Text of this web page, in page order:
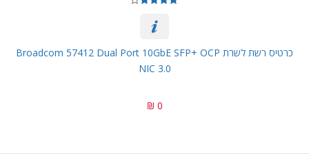
כרטיס רשת לשרת Broadcom 57412 Dual Port 10GbE SFP+ OCP
NIC 3.0
0 ₪